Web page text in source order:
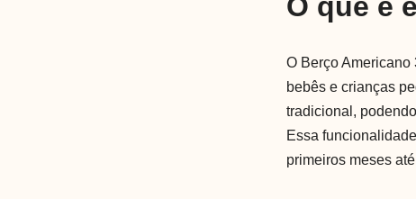
O Berço
bebês e crianças
tradicional,
Essa
primeiros meses